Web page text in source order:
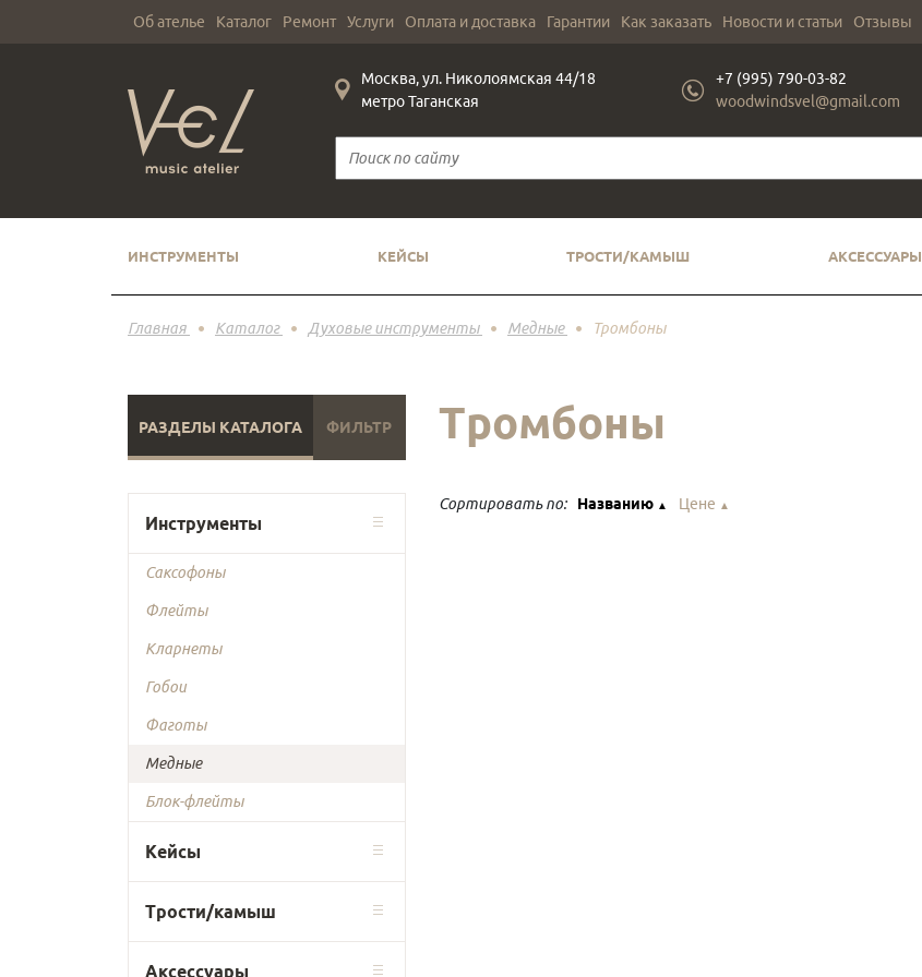
Об ателье Каталог Ремонт Услуги Оплата и доставка Гарантии Как заказать Новости и статьи Отзывы
Москва, ул. Николоямская 44/18
метро Таганская
+7 (995) 790-03-82
woodwindsvel@gmail.com
ИНСТРУМЕНТЫ КЕЙСЫ ТРОСТИ/КАМЫШ АКСЕССУАРЫ
Главная Каталог Духовые инструменты Медные Тромбоны
РАЗДЕЛЫ КАТАЛОГА ФИЛЬТР Тромбоны
Инструменты
Саксофоны
Флейты
Кларнеты
Гобои
Фаготы
Медные
Блок-флейты
Кейсы
Трости/камыш
Аксессуары
Сортировать по: Названию ▲ Цене ▲